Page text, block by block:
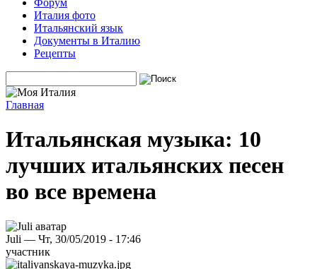
Форум
Италия фото
Итальянский язык
Документы в Италию
Рецепты
Главная
Итальянская музыка: 10
лучших итальянских песен
во все времена
Juli — Чт, 30/05/2019 - 17:46
участник